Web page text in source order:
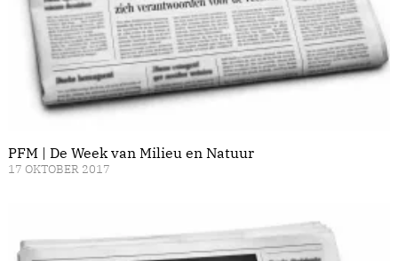
PFM | De Week van Milieu en Natuur
17 OKTOBER 2017